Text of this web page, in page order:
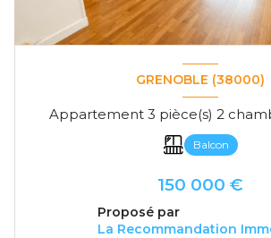
GRENOBLE (38000)
Balcon
150 000 €
Proposé par
La Recommandation